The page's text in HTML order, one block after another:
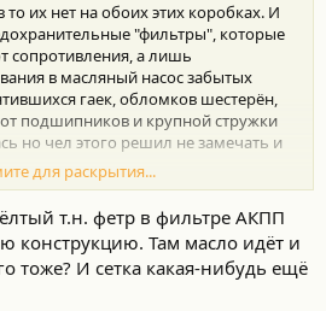
их нет на обоих этих коробках. И
"фильтры", которые
сопротивления, а лишь
в масляный насос забытых
гаек, обломков шестерён,
подшипников и крупной стружки
но чел этого решил не замечать и
аналогичных моторным масляным, в
вообще не предусмотрено.
сказал, но этого - мало, надо
поуговаривать штоль? Не
А в качестве сравнения найдите
для раскрытия...
т.н. фетр в фильтре АКПП
конструкцию. Там масло идёт и
тоже? И сетка какая-нибудь ещё